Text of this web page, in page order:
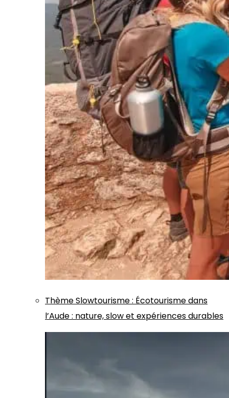
ThèmeSlowtourisme: Écotourisme dans
l’Aude : nature, slow et expériences durables